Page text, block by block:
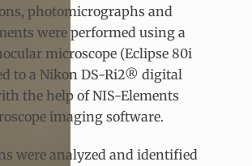
photomicrographs and
were performed using a
microscope (Eclipse 80i
to a Nikon DS-Ri2® digital
the help of NIS-Elements
imaging software.
were analyzed and identified